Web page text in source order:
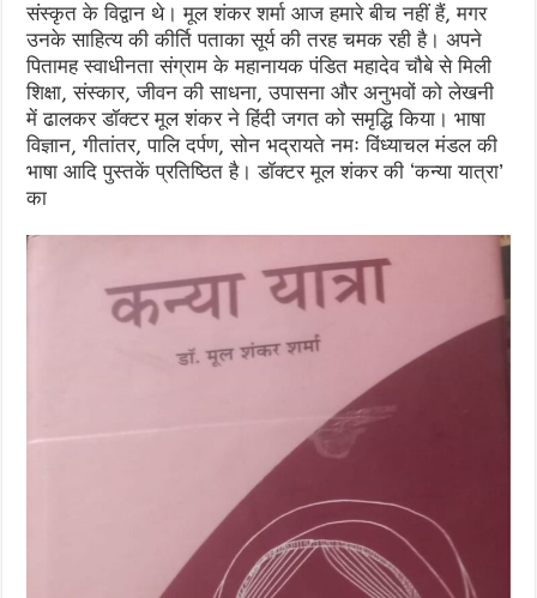
संस्कृत के विद्वान थे। मूल शंकर शर्मा आज हमारे बीच नहीं हैं, मगर
उनके साहित्य की कीर्ति पताका सूर्य की तरह चमक रही है। अपने
पितामह स्वाधीनता संग्राम के महानायक पंडित महादेव चौबे से मिली
शिक्षा, संस्कार, जीवन की साधना, उपासना और अनुभवों को लेखनी
में ढालकर डॉक्टर मूल शंकर ने हिंदी जगत को समृद्धि किया। भाषा
विज्ञान, गीतांतर, पालि दर्पण, सोन भद्रायते नमः विंध्याचल मंडल की
भाषा आदि पुस्तकें प्रतिष्ठित है। डॉक्टर मूल शंकर की ‘कन्या यात्रा’
का